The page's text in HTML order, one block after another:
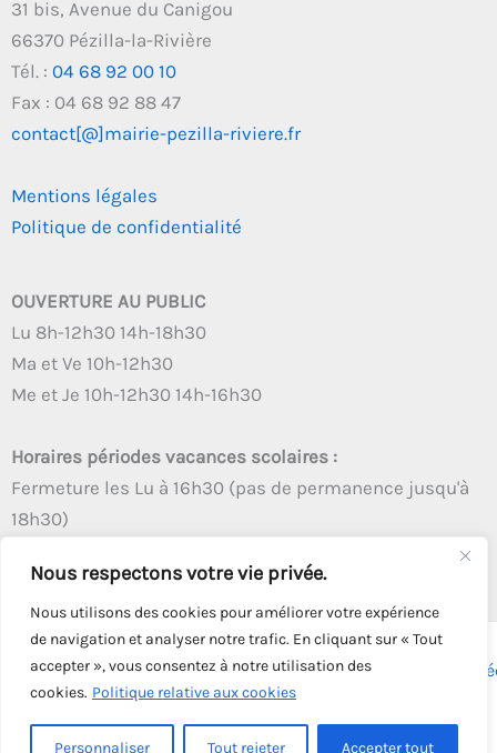
Nous respectons votre vie privée.
Nous utilisons des cookies pour améliorer votre expérience
de navigation et analyser notre trafic. En cliquant sur « Tout
accepter », vous consentez à notre utilisation des
cookies. Politique relative aux cookies
Personnaliser Tout rejeter Accepter tout
31 bis, Avenue du Canigou
66370 Pézilla-la-Rivière
Tél. : 04 68 92 00 10
Fax : 04 68 92 88 47
contact[@]mairie-pezilla-riviere.fr
Mentions légales
Politique de confidentialité
OUVERTURE AU PUBLIC
Lu 8h-12h30 14h-18h30
Ma et Ve 10h-12h30
Me et Je 10h-12h30 14h-16h30
Horaires périodes vacances scolaires :
Fermeture les Lu à 16h30 (pas de permanence jusqu'à
18h30)
Copyright © 2026 - Tous droits réservés - | Webmaster
Solution